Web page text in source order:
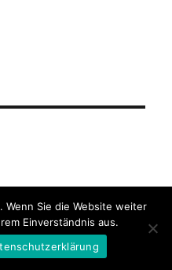
Wenn Sie die Website weiter
Einverständnis aus.